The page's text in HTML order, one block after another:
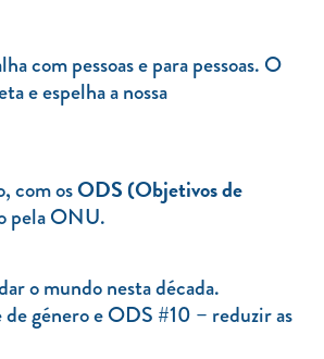
com pessoas e para pessoas. O
e espelha a nossa
com osODS (Objetivos de
pela ONU.
o mundo nesta década.
género e ODS #10 – reduzir as